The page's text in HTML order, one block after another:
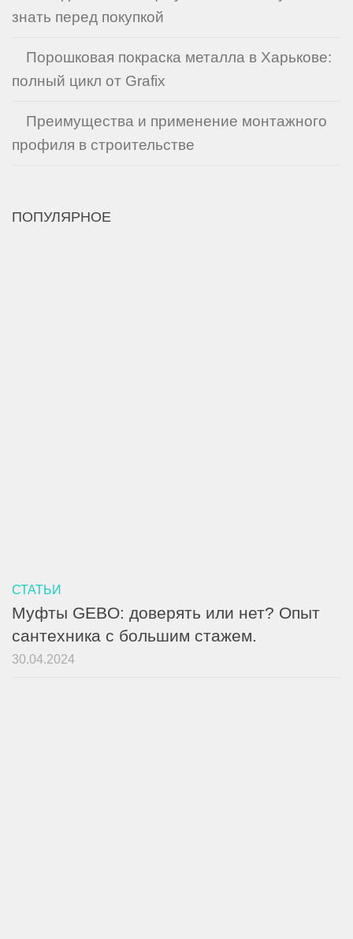
знать перед покупкой
Порошковая покраска металла в Харькове:
полный цикл от Grafix
Преимущества и применение монтажного
профиля в строительстве
ПОПУЛЯРНОЕ
СТАТЬИ
Муфты GEBO: доверять или нет? Опыт
сантехника с большим стажем.
30.04.2024